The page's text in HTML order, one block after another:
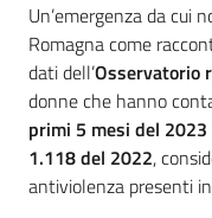
Un’emergenza da cui
Romagna come
dati dell’Osservatorio
donne che hanno
primi 5 mesi del
1.118 del 2022,
antiviolenza presenti